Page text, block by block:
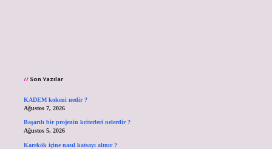
Son Yazılar
KADEM kokeni nedir ?
Ağustos 7, 2026
Başarılı bir projenin kriterleri nelerdir ?
Ağustos 5, 2026
Karekök içine nasıl katsayı alınır ?